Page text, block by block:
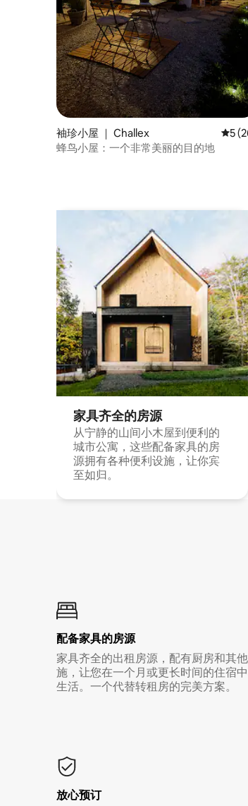
袖珍小屋 ｜ Challex 平均
5
蜂鸟小屋：一个非常美丽的目的地
家具齐全的房源
从宁静的山间小木屋到便利的
城市公寓，这些配备家具的房
源拥有各种便利设施，让你宾
至如归。
配备家具的房源
家具齐全的出租房源，配有厨房和其
施，让您在一个月或更长时间的住宿
生活。一个代替转租房的完美方案。
放心预订